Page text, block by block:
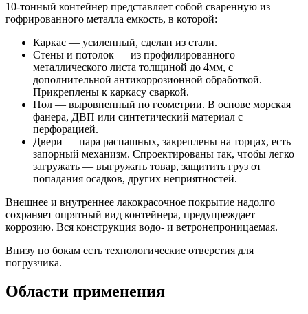
10-тонный контейнер представляет собой сваренную из
гофрированного металла емкость, в которой:
Каркас — усиленный, сделан из стали.
Стены и потолок — из профилированного
металлического листа толщиной до 4мм, с
дополнительной антикоррозионной обработкой.
Прикреплены к каркасу сваркой.
Пол — выровненный по геометрии. В основе морская
фанера, ДВП или синтетический материал с
перфорацией.
Двери — пара распашных, закреплены на торцах, есть
запорный механизм. Спроектированы так, чтобы легко
загружать — выгружать товар, защитить груз от
попадания осадков, других неприятностей.
Внешнее и внутреннее лакокрасочное покрытие надолго
сохраняет опрятный вид контейнера, предупреждает
коррозию. Вся конструкция водо- и ветронепроницаемая.
Внизу по бокам есть технологические отверстия для
погрузчика.
Области применения